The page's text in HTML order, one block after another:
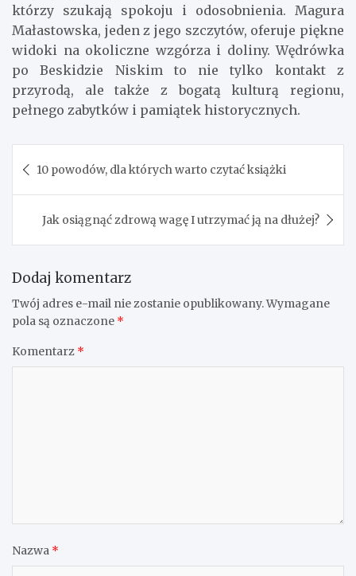
którzy szukają spokoju i odosobnienia. Magura
Małastowska, jeden z jego szczytów, oferuje piękne
widoki na okoliczne wzgórza i doliny. Wędrówka
po Beskidzie Niskim to nie tylko kontakt z
przyrodą, ale także z bogatą kulturą regionu,
pełnego zabytków i pamiątek historycznych.
wpisu
10 powodów, dla których warto czytać książki
Jak osiągnąć zdrową wagę I utrzymać ją na dłużej?
Dodaj komentarz
Twój adres e-mail nie zostanie opublikowany.Wymagane
pola są oznaczone *
Komentarz *
Nazwa *